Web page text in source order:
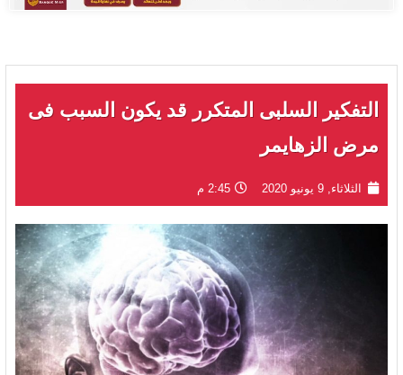
التفكير السلبى المتكرر قد يكون السبب فى
مرض الزهايمر
الثلاثاء, 9 يونيو 2020 2:45 م